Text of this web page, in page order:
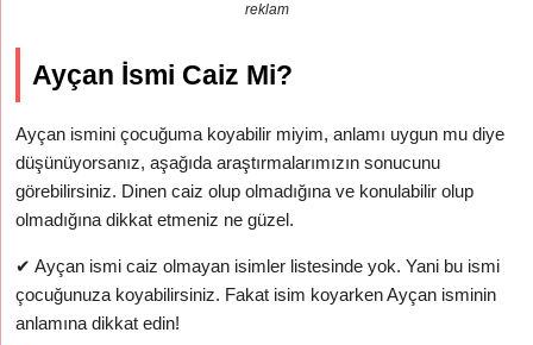
reklam
Ayçan İsmi Caiz Mi?
Ayçan ismini çocuğuma koyabilir miyim, anlamı uygun mu diye
düşünüyorsanız, aşağıda araştırmalarımızın sonucunu
görebilirsiniz. Dinen caiz olup olmadığına ve konulabilir olup
olmadığına dikkat etmeniz ne güzel.
✔ Ayçan ismi caiz olmayan isimler listesinde yok. Yani bu ismi
çocuğunuza koyabilirsiniz. Fakat isim koyarken Ayçan isminin
anlamına dikkat edin!